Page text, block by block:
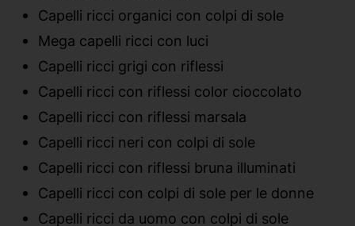
Capelli ricci organici con colpi di sole
Mega capelli ricci con luci
Capelli ricci grigi con riflessi
Capelli ricci con riflessi color cioccolato
Capelli ricci con riflessi marsala
Capelli ricci neri con colpi di sole
Capelli ricci con riflessi bruna illuminati
Capelli ricci con colpi di sole per le donne
Capelli ricci da uomo con colpi di sole